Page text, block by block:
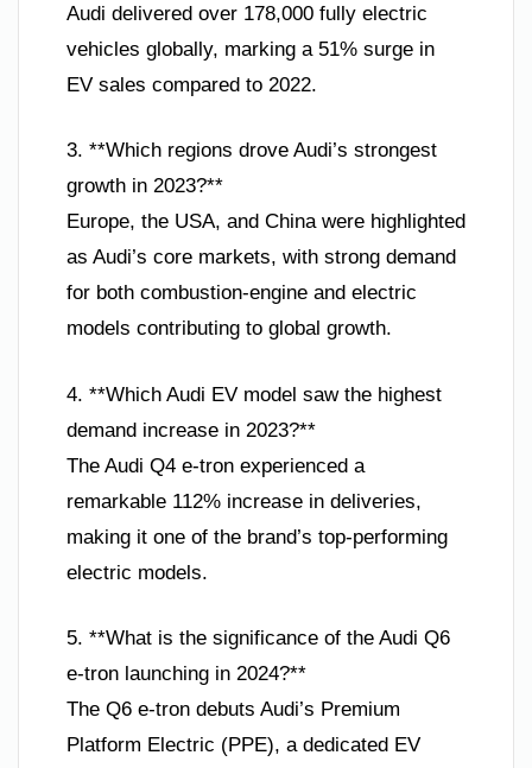
Audi delivered over 178,000 fully electric
vehicles globally, marking a 51% surge in
EV sales compared to 2022.
3. **Which regions drove Audi’s strongest
growth in 2023?**
Europe, the USA, and China were highlighted
as Audi’s core markets, with strong demand
for both combustion-engine and electric
models contributing to global growth.
4. **Which Audi EV model saw the highest
demand increase in 2023?**
The Audi Q4 e-tron experienced a
remarkable 112% increase in deliveries,
making it one of the brand’s top-performing
electric models.
5. **What is the significance of the Audi Q6
e-tron launching in 2024?**
The Q6 e-tron debuts Audi’s Premium
Platform Electric (PPE), a dedicated EV